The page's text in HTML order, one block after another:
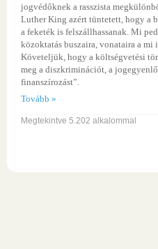
jogvédőknek a rasszista
Luther King azért tüntetett, hogy a
a feketék is felszállhassanak. Mi
közoktatás buszaira, vonataira a
Követeljük, hogy a költségvetési
meg a diszkriminációt, a
finanszírozást”.
Tovább »
Megtekintve 5.202 alkalommal